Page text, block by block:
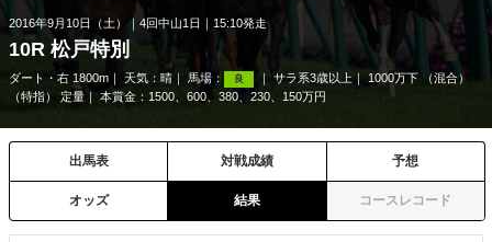
2016年9月10日（土） 4回中山1日 15:10発走
10R 松戸特別
ダート・右 1800m 天気： 晴 馬場： 良 サラ系3歳以上
1000万下 （混合）
（特指） 定量
本賞金：1500、600、380、230、150万円
出馬表 対戦成績 予想
オッズ 結果 コースレコード